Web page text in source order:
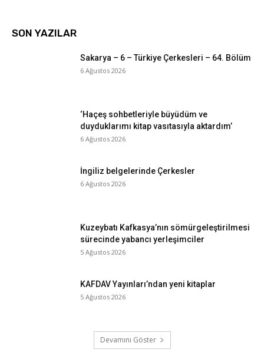
SON YAZILAR
Sakarya – 6 – Türkiye Çerkesleri – 64. Bölüm
6 Ağustos 2026
‘Haçeş sohbetleriyle büyüdüm ve
duyduklarımı kitap vasıtasıyla aktardım’
6 Ağustos 2026
İngiliz belgelerinde Çerkesler
6 Ağustos 2026
Kuzeybatı Kafkasya’nın sömürgeleştirilmesi
sürecinde yabancı yerleşimciler
5 Ağustos 2026
KAFDAV Yayınları’ndan yeni kitaplar
5 Ağustos 2026
Devamını Göster